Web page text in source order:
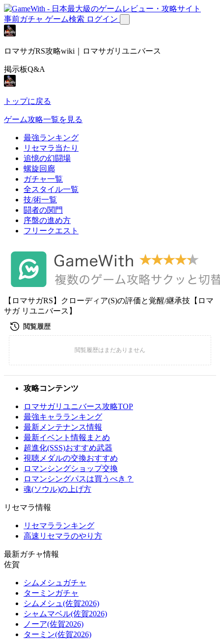
事前ガチャ ゲーム検索 ログイン
ロマサガRS攻略wiki｜ロマサガリユニバース
掲示板Q&A
トップに戻る
ゲーム攻略一覧を見る
最強ランキング
リセマラ当たり
追憶の幻闘場
螺旋回廊
ガチャ一覧
全スタイル一覧
技/術一覧
闘者の関門
序盤の進め方
フリークエスト
【ロマサガRS】クローディア(S)の評価と覚醒/継承技【ロマ
サガ リユニバース】
攻略コンテンツ
ロマサガリユニバース攻略TOP
最強キャラランキング
最新メンテナンス情報
最新イベント情報まとめ
超進化(SSS)おすすめ武器
視聴メダルの交換おすすめ
ロマンシングショップ交換
ロマンシングパスは買うべき？
魂(ソウル)の上げ方
リセマラ情報
リセマラランキング
高速リセマラのやり方
最新ガチャ情報
佐賀
シムメシュガチャ
ターミンガチャ
シムメシュ(佐賀2026)
シャムマベル(佐賀2026)
ノーア(佐賀2026)
ターミン(佐賀2026)